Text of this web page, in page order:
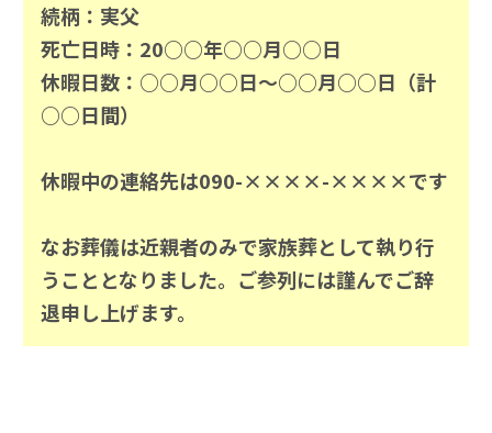
続柄：実父
死亡日時：20○○年○○月○○日
休暇日数：○○月○○日～○○月○○日（計
○○日間）
休暇中の連絡先は090-××××-××××です
なお葬儀は近親者のみで家族葬として執り行
うこととなりました。ご参列には謹んでご辞
退申し上げます。